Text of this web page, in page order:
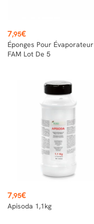
Prix
7,95€
Éponges Pour Évaporateur
FAM Lot De 5
Prix
7,95€
Apisoda 1,1kg